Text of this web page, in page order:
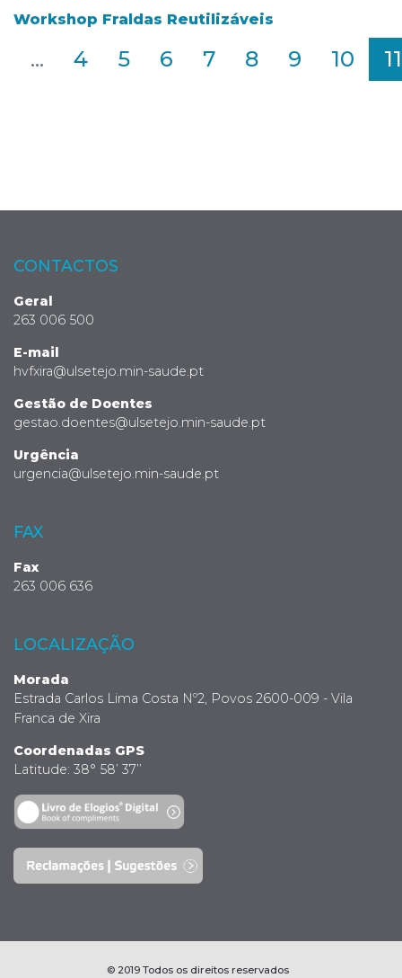
Workshop Fraldas Reutilizáveis
... 4 5 6 7 8 9 10 11
CONTACTOS
Geral
263 006 500
E-mail
hvfxira@ulsetejo.min-saude.pt
Gestão de Doentes
gestao.doentes@ulsetejo.min-saude.pt
Urgência
urgencia@ulsetejo.min-saude.pt
FAX
Fax
263 006 636
LOCALIZAÇÃO
Morada
Estrada Carlos Lima Costa Nº2, Povos 2600-009 - Vila
Franca de Xira
Coordenadas GPS
Latitude: 38° 58’ 37’’
© 2019 Todos os direitos reservados